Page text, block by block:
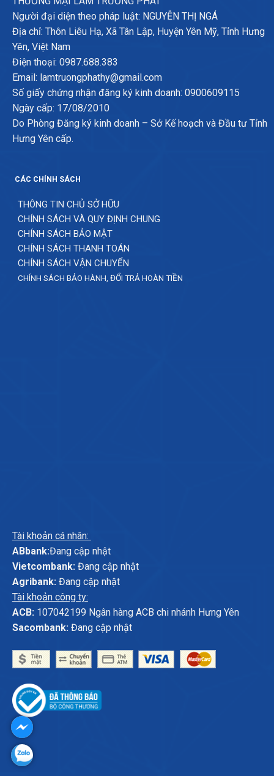
Người đại diện theo pháp luật: NGUYỄN THỊ NGÁ
Địa chỉ: Thôn Liêu Hạ, Xã Tân Lập, Huyện Yên Mỹ, Tỉnh Hưng
Yên, Việt Nam
Điện thoại: 0987.688.383
Email: lamtruongphathy@gmail.com
Số giấy chứng nhận đăng ký kinh doanh: 0900609115
Ngày cấp: 17/08/2010
Do Phòng Đăng ký kinh doanh – Sở Kế hoạch và Đầu tư Tỉnh
Hưng Yên cấp.
CÁC CHÍNH SÁCH
THÔNG TIN CHỦ SỞ HỮU
CHÍNH SÁCH VÀ QUY ĐỊNH CHUNG
CHÍNH SÁCH BẢO MẬT
CHÍNH SÁCH THANH TOÁN
CHÍNH SÁCH VẬN CHUYỂN
CHÍNH SÁCH BẢO HÀNH, ĐỔI TRẢ HOÀN TIỀN
Tài khoản cá nhân:
ABbank:Đang cập nhật
Vietcombank:Đang cập nhật
Agribank:Đang cập nhật
Tài khoản công ty:
ACB:107042199 Ngân hàng ACB chi nhánh Hưng Yên
Sacombank:Đang cập nhật